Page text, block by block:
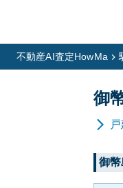
不動産AI査定HowMa
御
御